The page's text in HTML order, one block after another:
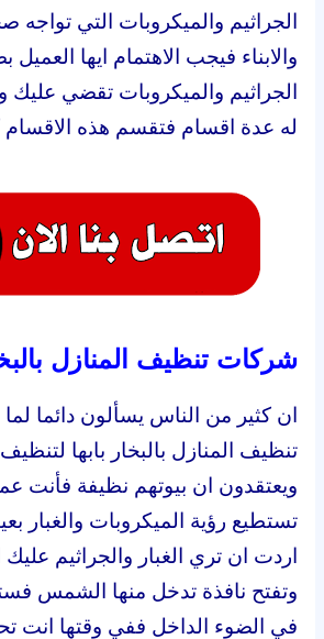
الجراثيم والميكروبات التي تواجه
والابناء فيجب الاهتمام ايها
الجراثيم والميكروبات تقضي عليك
له عدة اقسام فتقسم هذه الاقسام
شركات تنظيف المنازل
ان كثير من الناس يسألون دائما
تنظيف المنازل بالبخار بابها
ويعتقدون ان بيوتهم نظيفة فأنت
تستطيع رؤية الميكروبات والغبار
اردت ان تري الغبار والجراثيم
وتفتح نافذة تدخل منها الشمس
في الضوء الداخل ففي وقتها انت